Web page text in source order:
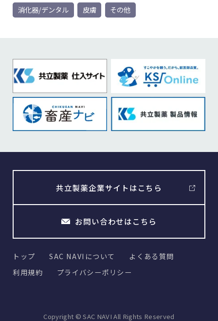
消化器/デンタル
皮膚 その他
共立製薬企業サイトはこちら
お問い合わせはこちら
トップ SAC NAVIについて
よくある質問
利用規約
プライバシーポリシー
Copyright © SAC NAVI All Rights Reserved